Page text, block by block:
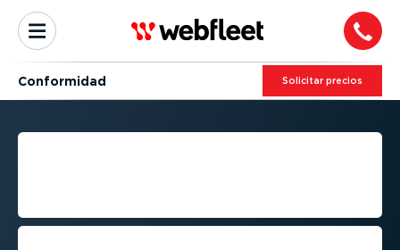
Conformidad Solicitar precios
OPTIMIZA LA CADENA DE
Mantén la logística de tu cadena de frío